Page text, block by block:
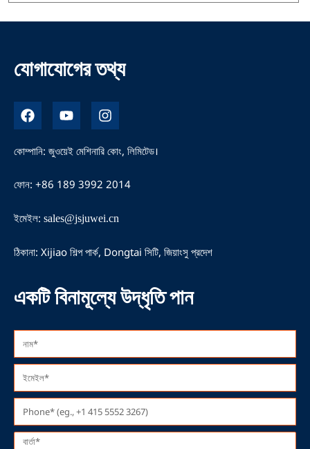
যোগাযোগের তথ্য
ফে
স
বু
ক
ই
উ
টি
উ
ই
ন
স্টা
গ্রা
কোম্পানি: জুওয়েই মেশিনারি কোং, লিমিটেড।
ফোন: +86 189 3992 2014
ইমেইল: sales@jsjuwei.cn
ঠিকানা: Xijiao শিল্প পার্ক, Dongtai সিটি, জিয়াংসু প্রদেশ
একটি বিনামূল্যে উদ্ধৃতি পান